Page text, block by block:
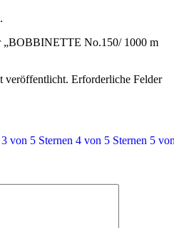
„BOBBINETTE No.150/ 1000 m
veröffentlicht. Erforderliche Felder
3 von 5 Sternen 4 von 5 Sternen 5